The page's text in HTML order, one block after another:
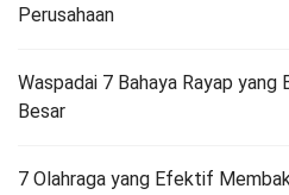
Perusahaan
Waspadai 7 Bahaya Rayap yang
Besar
7 Olahraga yang Efektif